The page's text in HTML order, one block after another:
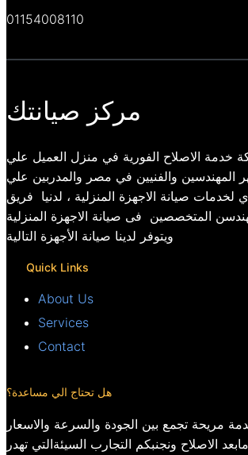
01154008110
مركز صيانتك
خدمة الاصلاح الفورية في منزل العميل علي
المهندسين والفنيين في مصر والمدربين علي
صيانة الاجهزة المنزلية ، لدنيا فريق
المتخصصين فى صيانة الاجهزة المنزلية
ويتوفر لدينا صيانة الأجهزة التالية
Quick Links
About Us
Services
Contact
هل تحتاج الي مساعدة؟
مريحة تجمع بين الجودة والسرعة والاسعار
الاصلاح ونجنبكم التجارب السيئةالتي تهدر